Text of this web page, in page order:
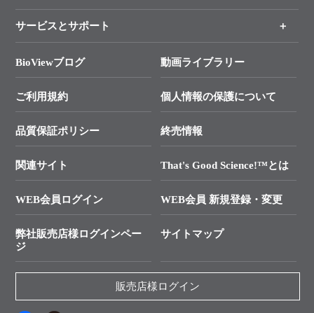
タカラバイオ各種会員募集のお知らせ
終売製品のお知らせ
価格改定のご案内
技術セミナーのご案内
タカラバイオ発表文献
リアルタイムPCR実験のススメ
幹細胞・再生医療研究ガイド
クローニング実験ガイド
SMARTer NGSポータルサイト
プライマー設計
制限酵素切断サイトの検索
ユーザーズボイス集
抗体検索サイト
サービスとサポート
総合お問い合わせ
├ 実験コンシェルジュ
├ 受託サービスお問い合わせ
資料請求 機器関連
資料請求 受託関連
資料請求 核酸抽出・精製カタログ
サンプル請求一覧
BioViewブログ 動画ライブラリー
ご利用規約 個人情報の保護について
品質保証ポリシー 終売情報
関連サイト That's Good Science!™とは
WEB会員ログイン WEB会員 新規登録・変更
弊社販売店様ログインペー
ジ
サイトマップ
販売店様ログイン